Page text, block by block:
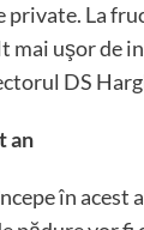
La
mai uşor de
DS
an
în acest